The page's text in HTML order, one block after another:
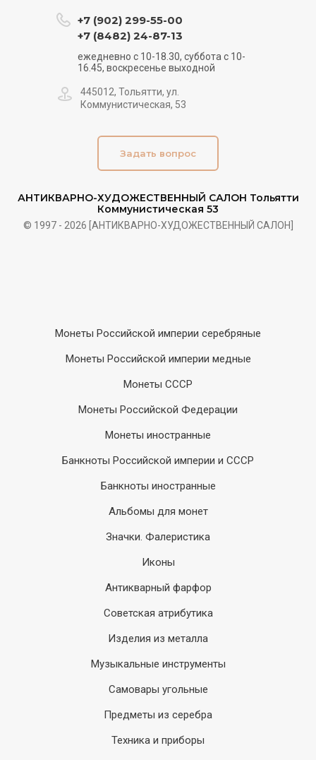
АНТИКВАРНО-ХУДОЖЕСТВЕННЫЙ САЛОН Тольятти
Коммунистическая 53
© 1997 - 2026 [АНТИКВАРНО-ХУДОЖЕСТВЕННЫЙ САЛОН]
+7 (902) 299-55-00
+7 (8482) 24-87-13
ежедневно с 10-18.30, суббота с 10-
16.45, воскресенье выходной
445012, Тольятти, ул.
Коммунистическая, 53
Задать вопрос
Монеты Российской империи серебряные
Монеты Российской империи медные
Монеты СССР
Монеты Российской Федерации
Монеты иностранные
Банкноты Российской империи и СССР
Банкноты иностранные
Альбомы для монет
Значки. Фалеристика
Иконы
Антикварный фарфор
Советская атрибутика
Изделия из металла
Музыкальные инструменты
Самовары угольные
Предметы из серебра
Техника и приборы